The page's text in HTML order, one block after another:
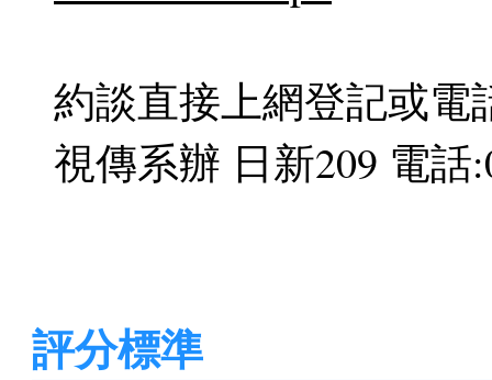
約談直接上網登記或電
視傳系辦 日新209 電話
評分標準